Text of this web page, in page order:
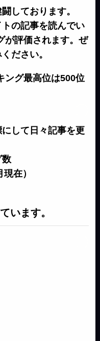
しております。
の記事を読んでい
が評価されます。ぜ
ださい。
ング最高位は500位
して日々記事を更
数
在）
います。